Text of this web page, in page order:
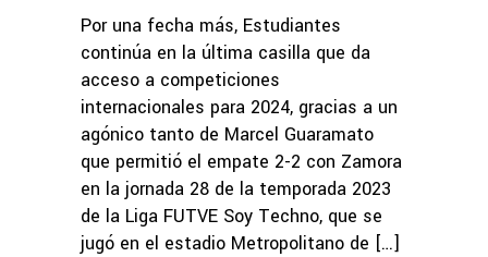
Por una fecha más, Estudiantes
continúa en la última casilla que da
acceso a competiciones
internacionales para 2024, gracias a un
agónico tanto de Marcel Guaramato
que permitió el empate 2-2 con Zamora
en la jornada 28 de la temporada 2023
de la Liga FUTVE Soy Techno, que se
jugó en el estadio Metropolitano de […]